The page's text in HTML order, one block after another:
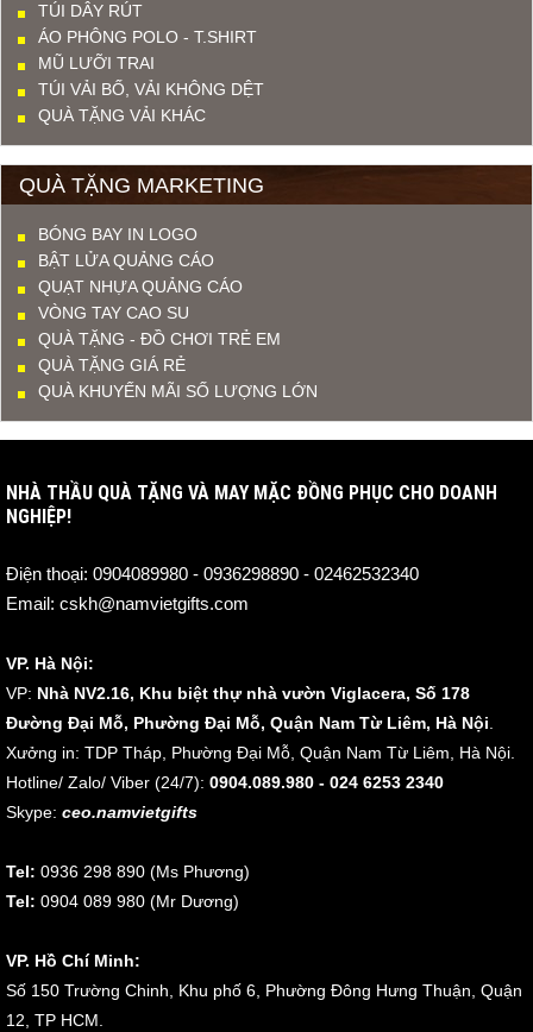
TÚI DÂY RÚT
ÁO PHÔNG POLO - T.SHIRT
MŨ LƯỠI TRAI
TÚI VẢI BỐ, VẢI KHÔNG DỆT
QUÀ TẶNG VẢI KHÁC
QUÀ TẶNG MARKETING
BÓNG BAY IN LOGO
BẬT LỬA QUẢNG CÁO
QUẠT NHỰA QUẢNG CÁO
VÒNG TAY CAO SU
QUÀ TẶNG - ĐỒ CHƠI TRẺ EM
QUÀ TẶNG GIÁ RẺ
QUÀ KHUYẾN MÃI SỐ LƯỢNG LỚN
NHÀ THẦU QUÀ TẶNG VÀ MAY MẶC ĐỒNG PHỤC CHO DOANH
NGHIỆP!
Điện thoại: 0904089980 - 0936298890 - 02462532340
Email: cskh@namvietgifts.com
VP. Hà Nội:
VP: Nhà NV2.16, Khu biệt thự nhà vườn Viglacera, Số 178
Đường Đại Mỗ, Phường Đại Mỗ, Quận Nam Từ Liêm, Hà Nội.
Xưởng in: TDP Tháp, Phường Đại Mỗ, Quận Nam Từ Liêm, Hà Nội.
Hotline/ Zalo/ Viber (24/7): 0904.089.980 - 024 6253 2340
Skype: ceo.namvietgifts
Tel: 0936 298 890 (Ms Phương)
Tel: 0904 089 980 (Mr Dương)
VP. Hồ Chí Minh:
Số 150 Trường Chinh, Khu phố 6, Phường Đông Hưng Thuận, Quận
12, TP HCM.